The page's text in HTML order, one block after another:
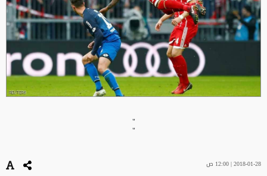
"
"
2018-01-28 | 12:00 ص